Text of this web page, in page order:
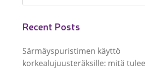
Recent Posts
Särmäyspuristimen käyttö
korkealujuusteräksille: mitä